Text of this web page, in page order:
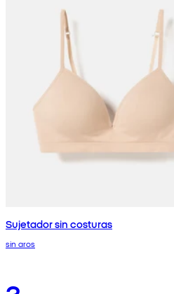
Sujetador sin costuras
sin aros